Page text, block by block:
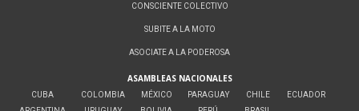
CONSCIENTE COLECTIVO
SUBITE A LA MOTO
ASOCIATE A LA PODEROSA
ASAMBLEAS NACIONALES
CUBA
COLOMBIA
MÉXICO
PARAGUAY
CHILE
ECUADOR